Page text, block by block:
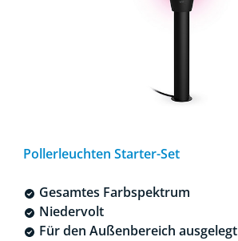
Pollerleuchten Starter-Set
Gesamtes Farbspektrum
Niedervolt
Für den Außenbereich ausgelegt